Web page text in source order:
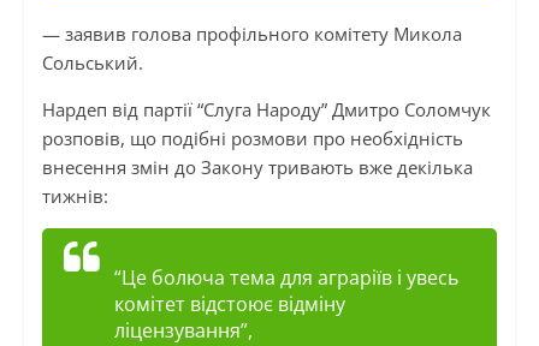
— заявив голова профільного комітету Микола
Сольський.
Нардеп від партії “Слуга Народу” Дмитро Соломчук
розповів, що подібні розмови про необхідність
внесення змін до Закону тривають вже декілька
тижнів:
“Це болюча тема для аграріїв і увесь
комітет відстоює відміну
ліцензування”,